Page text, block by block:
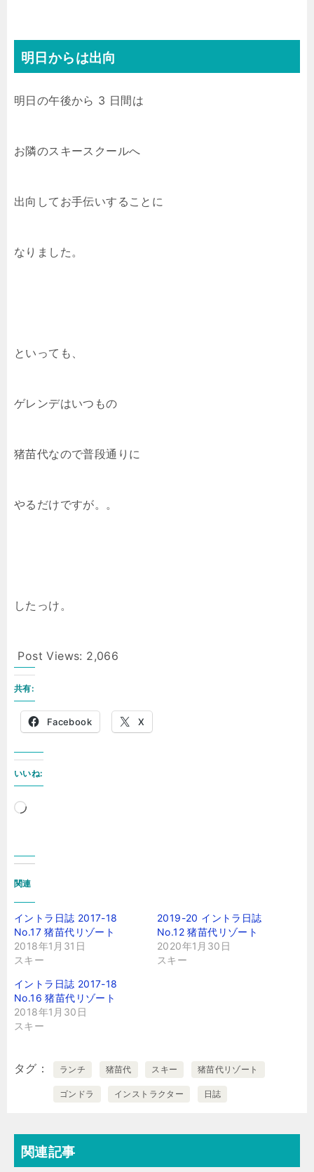
明日からは出向
明日の午後から 3 日間は
お隣のスキースクールへ
出向してお手伝いすることに
なりました。
といっても、
ゲレンデはいつもの
猪苗代なので普段通りに
やるだけですが。。
したっけ。
Post Views: 2,066
共有:
Facebook X
いいね:
読
関連
イントラ日誌 2017-18
No.17 猪苗代リゾート
2018年1月31日
スキー
2019-20 イントラ日誌
No.12 猪苗代リゾート
2020年1月30日
スキー
イントラ日誌 2017-18
No.16 猪苗代リゾート
2018年1月30日
スキー
タグ ランチ 猪苗代 スキー 猪苗代リゾート
ゴンドラ インストラクター 日誌
関連記事